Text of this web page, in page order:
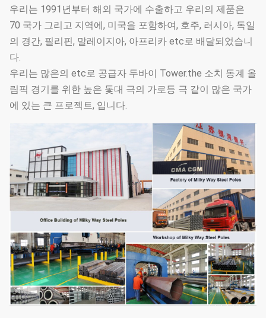
우리는 1991년부터 해외 국가에 수출하고 우리의 제품은
70 국가 그리고 지역에, 미국을 포함하여, 호주, 러시아, 독일
의 경간, 필리핀, 말레이지아, 아프리카 etc로 배달되었습니
다.
우리는 많은의 etc로 공급자 두바이 Tower.the 소치 동계 올
림픽 경기를 위한 높은 돛대 극의 가로등 극 같이 많은 국가
에 있는 큰 프로젝트, 입니다.